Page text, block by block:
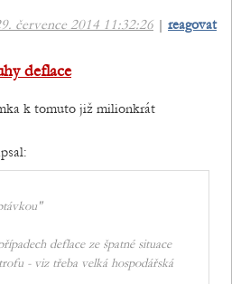
července 2014 11:32:26 | reagovat
deflace
k tomuto již milionkrát
deflace ze špatné situace
- viz třeba velká hospodářská